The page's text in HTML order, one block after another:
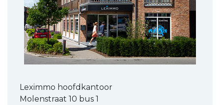
Leximmo hoofdkantoor
Molenstraat 10 bus 1